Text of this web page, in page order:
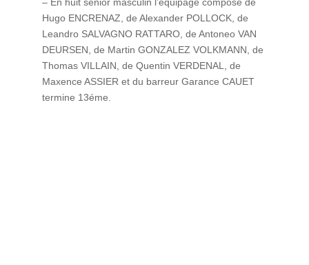
Hugo ENCRENAZ, de Alexander POLLOCK, de
Leandro SALVAGNO RATTARO, de Antoneo VAN
DEURSEN, de Martin GONZALEZ VOLKMANN, de
Thomas VILLAIN, de Quentin VERDENAL, de
Maxence ASSIER et du barreur Garance CAUET
termine 13éme.